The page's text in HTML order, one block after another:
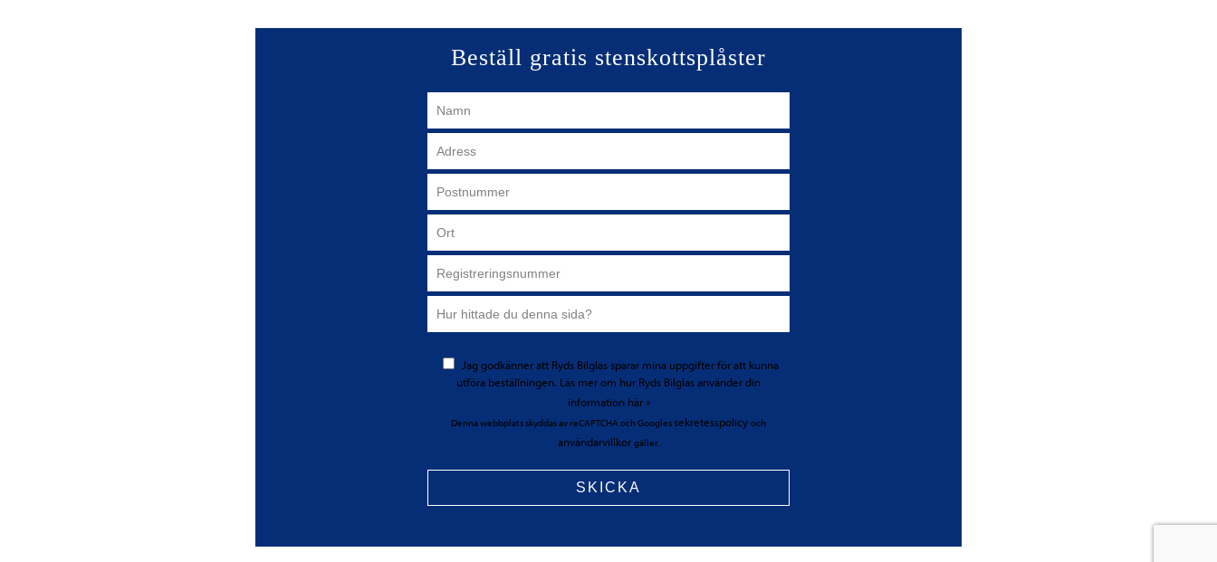
Beställ gratis stenskottsplåster
Jag godkänner att Ryds Bilglas sparar mina uppgifter för att kunna
utföra beställningen. Läs merom hur Ryds Bilglas använder din
information här »
Denna webbplats skyddas av reCAPTCHA och Googlessekretesspolicy och
användarvillkor gäller.